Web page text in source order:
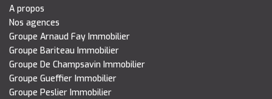
A propos
Nos agences
Groupe Arnaud Fay Immobilier
Groupe Bariteau Immobilier
Groupe De Champsavin Immobilier
Groupe Gueffier Immobilier
Groupe Peslier Immobilier